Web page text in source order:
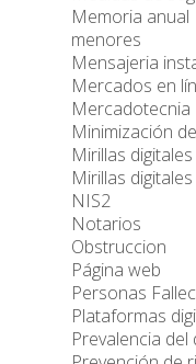
Memoria anual
menores
Mensajeria
Mercados en
Mercadotecnia
Minimización
Mirillas digitales
Mirillas digitales
NIS2
Notarios
Obstruccion
Página web
Personas
Plataformas
Prevalencia